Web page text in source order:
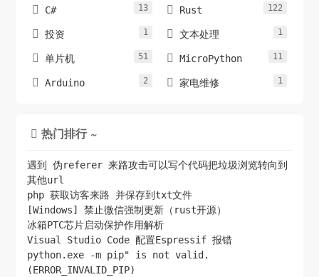
                }
        }
 C# 13  Rust 122
 投资 1  文本处理 1
 单片机 51  MicroPython 11
 Arduino 2  家电维修 1
 热门排行 ~
遇到 伪referer 来路攻击可以写个代码把垃圾浏览转向到
其他url
php 获取访客来路 并保存到txt文件
[Windows] 禁止微信强制更新（rust开源）
冰箱PTC芯片启动保护作用解析
Visual Studio Code 配置Espressif 报错
python.exe -m pip" is not valid.
(ERROR_INVALID_PIP)